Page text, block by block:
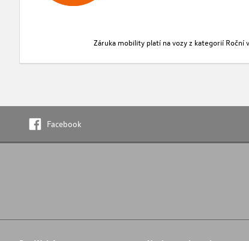
Záruka mobility platí na vozy z kategorií Roční
Facebook